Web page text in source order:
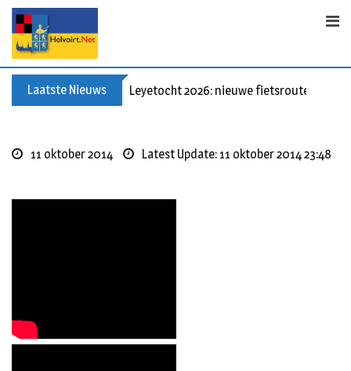
Skip
content
Laatste Nieuws Leyetocht 2026: nieuwe fietsroutes
11 oktober 2014 Latest Update: 11 oktober 2014 23:48